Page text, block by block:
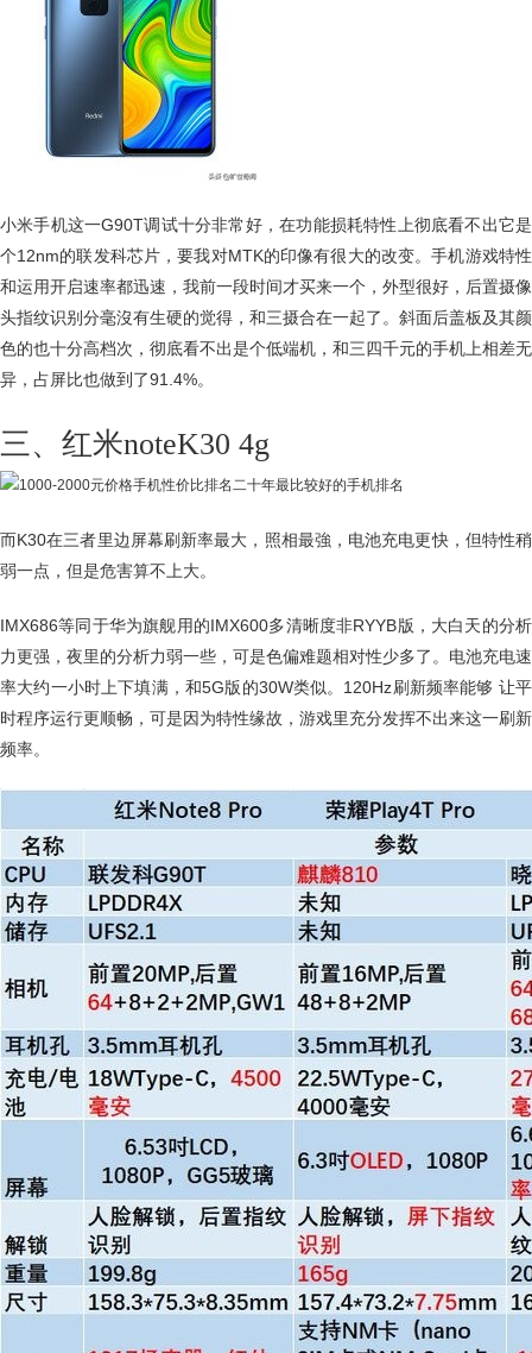
小米手机这一G90T调试十分非常好，在功能损耗特性上彻底看不出它是
个12nm的联发科芯片，要我对MTK的印像有很大的改变。手机游戏特性
和运用开启速率都迅速，我前一段时间才买来一个，外型很好，后置摄像
头指纹识别分毫沒有生硬的觉得，和三摄合在一起了。斜面后盖板及其颜
色的也十分高档次，彻底看不出是个低端机，和三四千元的手机上相差无
异，占屏比也做到了91.4%。
三、红米noteK30 4g
而K30在三者里边屏幕刷新率最大，照相最強，电池充电更快，但特性稍
弱一点，但是危害算不上大。
IMX686等同于华为旗舰用的IMX600多清晰度非RYYB版，大白天的分析
力更强，夜里的分析力弱一些，可是色偏难题相对性少多了。电池充电速
率大约一小时上下填满，和5G版的30W类似。120Hz刷新频率能够 让平
时程序运行更顺畅，可是因为特性缘故，游戏里充分发挥不出来这一刷新
频率。